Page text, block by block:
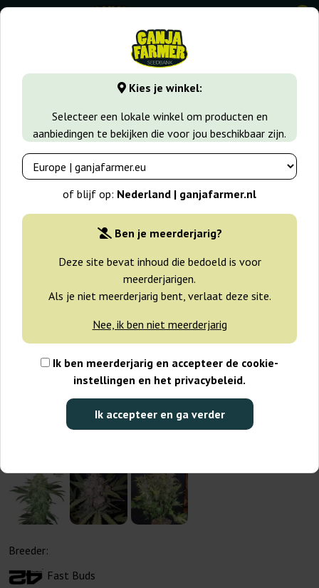
Kies je winkel:
Selecteer een lokale winkel om producten en
aanbiedingen te bekijken die voor jou beschikbaar zijn.
of blijf op: Nederland | ganjafarmer.nl
Ben je meerderjarig?
Deze site bevat inhoud die bedoeld is voor
meerderjarigen.
Als je niet meerderjarig bent, verlaat deze site.
Nee, ik ben niet meerderjarig
Ik ben meerderjarig en accepteer de cookie-
instellingen en het privacybeleid.
Ik accepteer en ga verder
0
GanjaFarmer.nl Zaadsoorten Autoflower Wietzaadjes
-25%
+gratisie
Breeder:
Fast Buds